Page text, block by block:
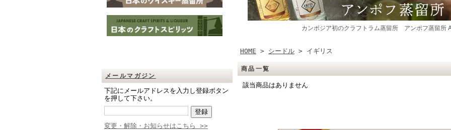
メールマガジン
下記にメールアドレスを入力し登録ボタン
を押して下さい。
変更・解除・お知らせはこちら >>
HOME > シードル > イギリス
商品一覧
該当商品はありません